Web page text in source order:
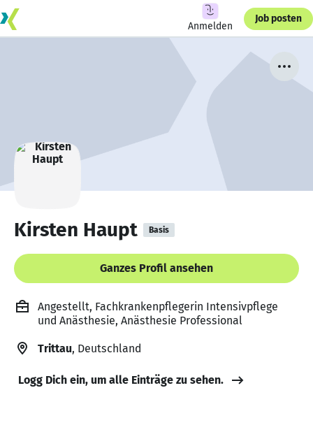
Anmelden
Job posten
Kirsten Haupt Basis
Ganzes Profil ansehen
Angestellt, Fachkrankenpflegerin Intensivpflege
und Anästhesie, Anästhesie Professional
Trittau, Deutschland
Logg Dich ein, um alle Einträge zu sehen.